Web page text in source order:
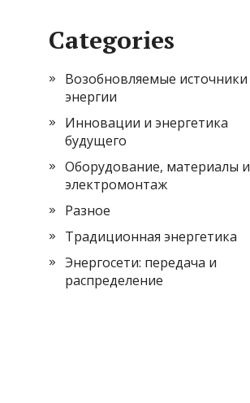
Categories
Возобновляемые источники
энергии
Инновации и энергетика
будущего
Оборудование, материалы и
электромонтаж
Разное
Традиционная энергетика
Энергосети: передача и
распределение